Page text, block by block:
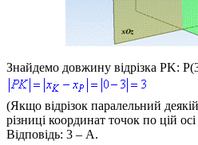
Знайдемо довжину відрізка PK:
(Якщо відрізок паралельний
різниці координат точок по цій
Відповідь: 3 – А.